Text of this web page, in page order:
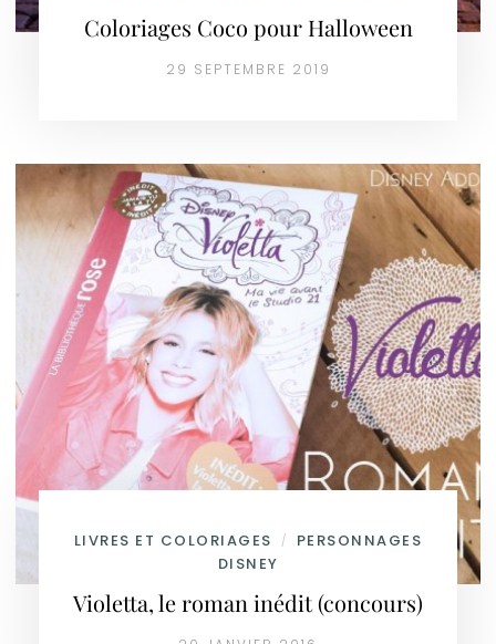
Coloriages Coco pour Halloween
29 SEPTEMBRE 2019
LIVRES ET COLORIAGES /
PERSONNAGES
DISNEY
Violetta, le roman inédit (concours)